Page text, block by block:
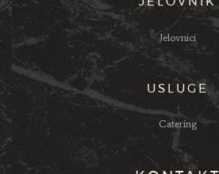
Jelovnici
USLUGE
Catering